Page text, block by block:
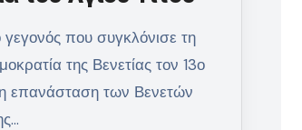
της Βενετίας τον 13ο
επανάσταση των Βενετών